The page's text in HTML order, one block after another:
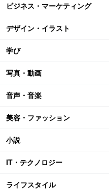
ビジネス・マーケティング
デザイン・イラスト
学び
写真・動画
音声・音楽
美容・ファッション
小説
IT・テクノロジー
ライフスタイル